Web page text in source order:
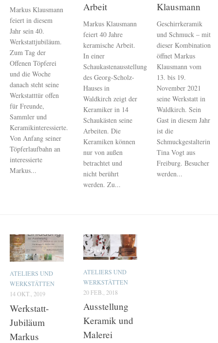
Markus Klausmann
feiert in diesem
Jahr sein 40.
Werkstattjubiläum.
Zum Tag der
Offenen Töpferei
und die Woche
danach steht seine
Werkstatttür offen
für Freunde,
Sammler und
Keramikinteressierte.
Von Anfang seiner
Töpferlaufbahn an
interessierte
Markus...
Arbeit
Markus Klausmann
feiert 40 Jahre
keramische Arbeit.
In einer
Schaukastenausstellung
des Georg-Scholz-
Hauses in
Waldkirch zeigt der
Keramiker in 14
Schaukästen seine
Arbeiten. Die
Keramiken können
nur von außen
betrachtet und
nicht berührt
werden. Zu...
Klausmann
Geschirrkeramik
und Schmuck – mit
dieser Kombination
öffnet Markus
Klausmann vom
13. bis 19.
November 2021
seine Werkstatt in
Waldkirch. Sein
Gast in diesem Jahr
ist die
Schmuckgestalterin
Tina Vogt aus
Freiburg. Besucher
werden...
ATELIERS UND
WERKSTÄTTEN
14 OKT., 2019
Werkstatt-
Jubiläum
Markus
ATELIERS UND
WERKSTÄTTEN
20 FEB., 2018
Ausstellung
Keramik und
Malerei